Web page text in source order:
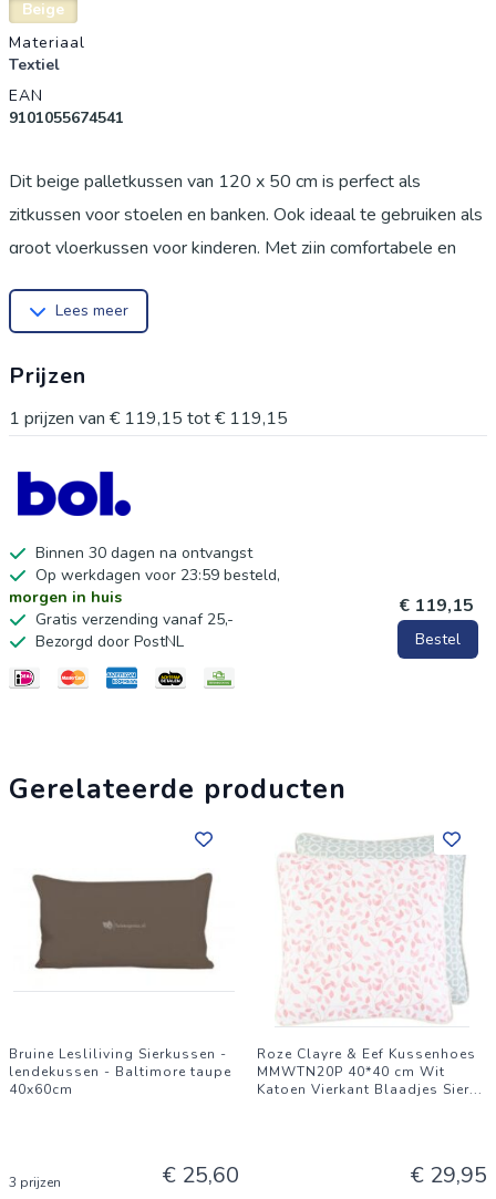
Beige
Materiaal
Textiel
EAN
9101055674541
Dit beige palletkussen van 120 x 50 cm is perfect als
zitkussen voor stoelen en banken. Ook ideaal te gebruiken als
groot vloerkussen voor kinderen. Met zijn comfortabele en
ruimte.Lees meer
Prijzen
1 prijzen van € 119,15 tot€ 119,15
Binnen 30 dagen na ontvangst
Op werkdagen voor 23:59 besteld,
morgen in huis
Gratis verzending vanaf 25,-
Bezorgd door PostNL
€ 119,15
Bestel
Gerelateerde producten
Bruine Lesliliving Sierkussen -
lendekussen - Baltimore taupe
40x60cm
3 prijzen € 25,60
Roze Clayre & Eef Kussenhoes
MMWTN20P 40*40 cm Wit
Katoen Vierkant Blaadjes Sier...
€ 29,95